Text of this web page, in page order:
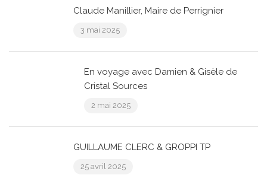
Claude Manillier, Maire de Perrignier
3 mai 2025
En voyage avec Damien & Gisèle de
Cristal Sources
2 mai 2025
GUILLAUME CLERC & GROPPI TP
25 avril 2025